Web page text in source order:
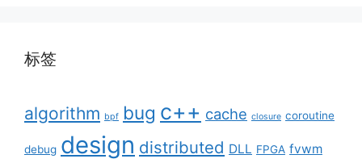
标签
algorithm bpf bug c++ cache closure coroutine
debug design distributed DLL FPGA fvwm